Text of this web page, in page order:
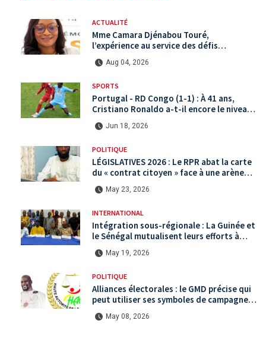
ACTUALITÉ
Mme Camara Djénabou Touré,
l’expérience au service des défis
territoriaux sous la 5ème République
Aug 04, 2026
SPORTS
Portugal - RD Congo (1-1) : À 41 ans,
Cristiano Ronaldo a-t-il encore le niveau
international ?
Jun 18, 2026
POLITIQUE
LÉGISLATIVES 2026 : Le RPR abat la carte
du « contrat citoyen » face à une arène
politique saturée.
May 23, 2026
INTERNATIONAL
Intégration sous-régionale : La Guinée et
le Sénégal mutualisent leurs efforts à
Koundara via le programme RéZo
May 19, 2026
POLITIQUE
Alliances électorales : le GMD précise qui
peut utiliser ses symboles de campagne
avant le scrutin du 31 mai
May 08, 2026